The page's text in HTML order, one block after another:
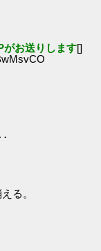
がお送りします[]
る。